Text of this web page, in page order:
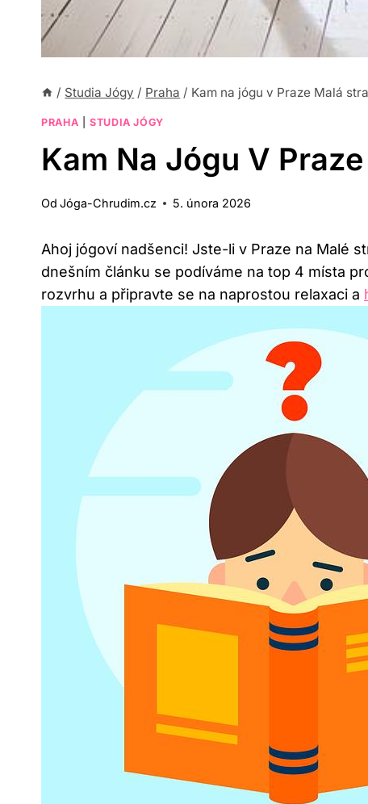
/ Studia Jógy / Praha / Kam na jógu v Praze Malá
PRAHA |STUDIA JÓGY
Kam Na Jógu V
Od Jóga-Chrudim.cz 5. února 2026
Ahoj jógoví nadšenci! Jste-li v Praze na Malé
dnešním článku se podíváme na top 4 místa
rozvrhu a připravte se na naprostou relaxaci a